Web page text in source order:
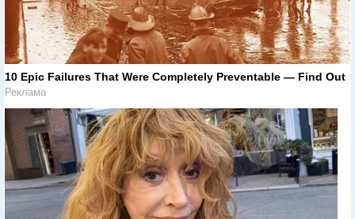
10 Epic Failures That Were Completely Preventable — Find Out
Реклама